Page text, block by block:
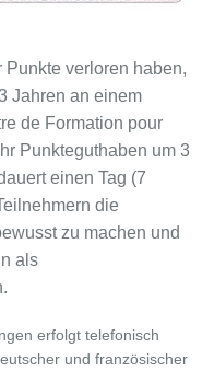
Punkte verloren haben,
Jahren an einem
de Formation pour
Punkteguthaben um 3
einen Tag (7
die
zu machen und
als
erfolgt telefonisch
und französischer